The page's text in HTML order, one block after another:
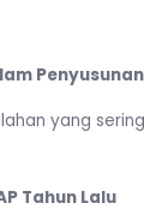
Penyusunan
yang
Tahun Lalu